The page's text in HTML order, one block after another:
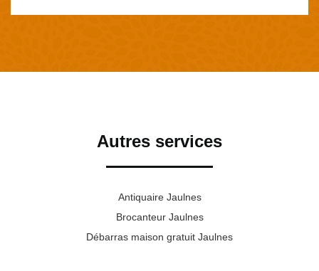
Autres services
Antiquaire Jaulnes
Brocanteur Jaulnes
Débarras maison gratuit Jaulnes